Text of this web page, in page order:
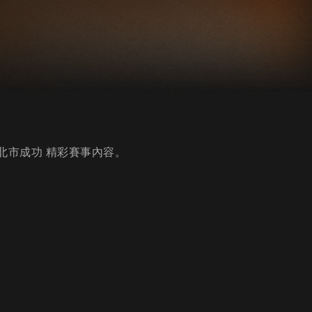
成功 精彩賽事內容。